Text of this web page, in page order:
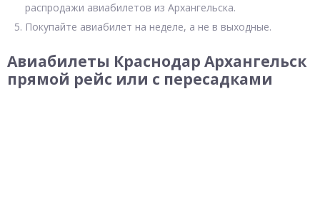
распродажи авиабилетов из Архангельска.
Покупайте авиабилет на неделе, а не в выходные.
Авиабилеты Краснодар Архангельск
прямой рейс или с пересадками